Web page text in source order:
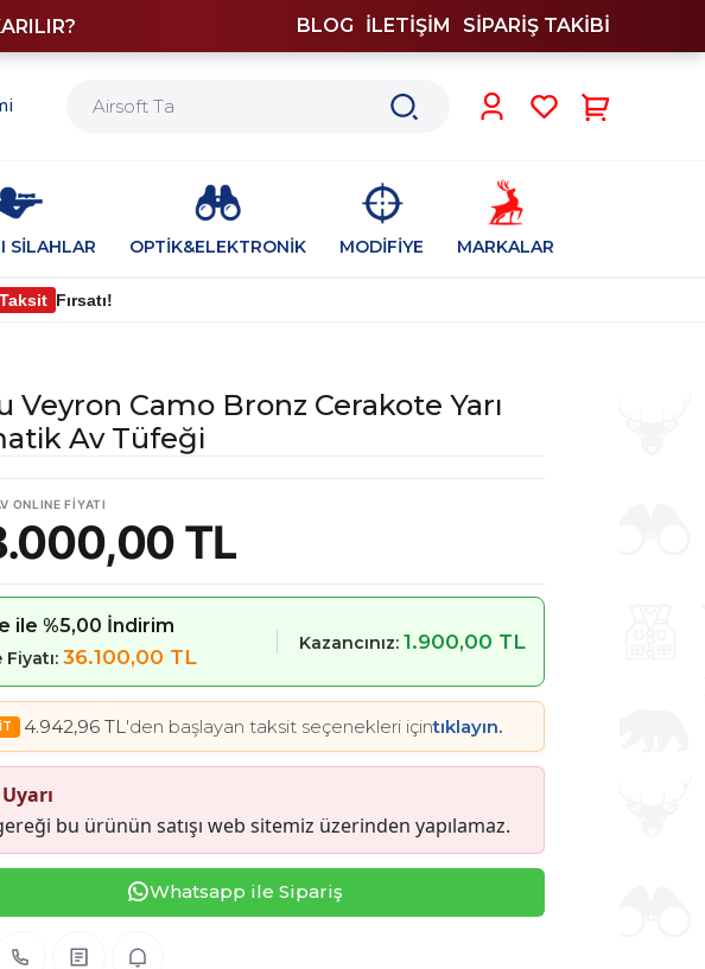
BLOG İLETİŞİM SİPARİŞ TAKİBİ
SİLAHLAR OPTİK&ELEKTRONİK MODİFİYE MARKALAR
Fırsatı!
Veyron Camo Bronz Cerakote Yarı
Av Tüfeği
TL
ile %5,00 İndirim
Fiyatı: 36.100,00 TL
Kazancınız: 1.900,00 TL
4.942,96 TL'den başlayan taksit seçenekleri içintıklayın.
bu ürünün satışı web sitemiz üzerinden yapılamaz.
Whatsapp ile Sipariş